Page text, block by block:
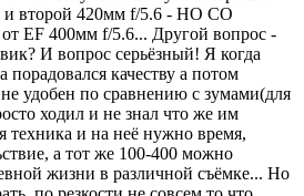
и второй 420мм f/5.6 - НО СО
EF 400мм f/5.6... Другой вопрос -
И вопрос серьёзный! Я когда
порадовался качеству а потом
удобен по сравнению с зумами(для
ходил и не знал что же им
техника и на неё нужно время,
а тот же 100-400 можно
жизни в различной съёмке... Но